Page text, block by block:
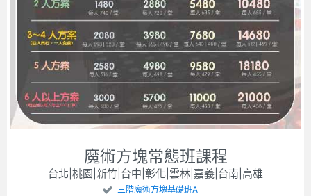
魔術方塊常態班課程
台北|桃園|新竹|台中|彰化|雲林|嘉義|台南|高雄
三階魔術方塊基礎班A